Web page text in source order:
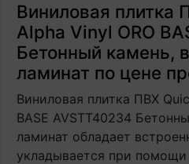
Виниловая плитка
Alpha Vinyl ORO
Бетонный камень,
ламинат по цене
Виниловая плитка ПВХ
BASE AVSTT40234
ламинат обладает
укладывается при